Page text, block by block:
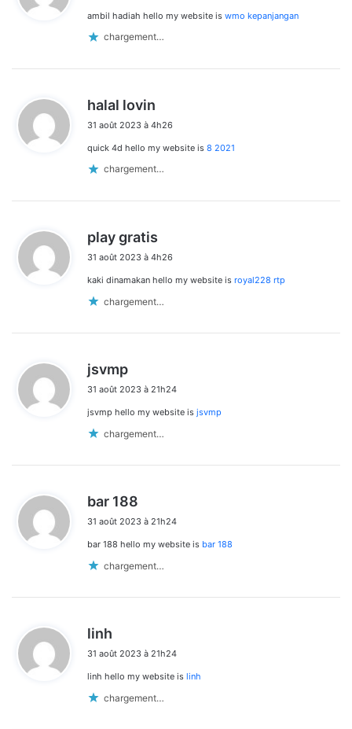
ambil hadiah hello my website is wmo kepanjangan
chargement…
halal lovin
t
31 août 2023 à 4h26
quick 4d hello my website is 8 2021
chargement…
play gratis
t
31 août 2023 à 4h26
kaki dinamakan hello my website is royal228 rtp
chargement…
jsvmp
t
31 août 2023 à 21h24
jsvmp hello my website is jsvmp
chargement…
bar 188
t
31 août 2023 à 21h24
bar 188 hello my website is bar 188
chargement…
linh
t
31 août 2023 à 21h24
linh hello my website is linh
chargement…